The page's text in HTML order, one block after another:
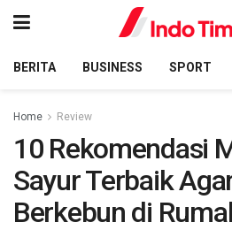
BERITA BUSINESS SPORT
Home Review
10 Rekomendasi
Sayur Terbaik
Berkebun di